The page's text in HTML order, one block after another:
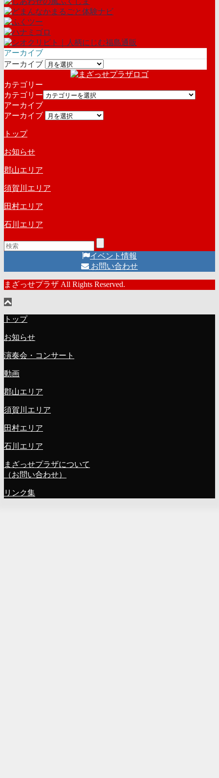
アーカイブ
アーカイブ
カテゴリー
カテゴリー
アーカイブ
アーカイブ
トップ
お知らせ
郡山エリア
須賀川エリア
田村エリア
石川エリア
イベント情報
お問い合わせ
まざっせプラザ All Rights Reserved.
トップ
お知らせ
演奏会・コンサート
動画
郡山エリア
須賀川エリア
田村エリア
石川エリア
まざっせプラザについて
（お問い合わせ）
リンク集